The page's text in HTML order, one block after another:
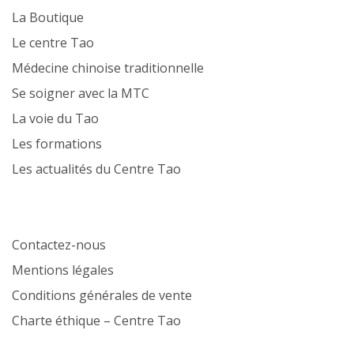
La Boutique
Le centre Tao
Médecine chinoise traditionnelle
Se soigner avec la MTC
La voie du Tao
Les formations
Les actualités du Centre Tao
Contactez-nous
Mentions légales
Conditions générales de vente
Charte éthique – Centre Tao